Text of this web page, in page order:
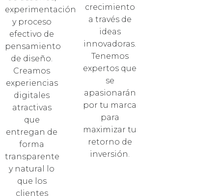
experimentación
y proceso
efectivo de
pensamiento
de diseño.
Creamos
experiencias
digitales
atractivas
que
entregan de
forma
transparente
y natural lo
que los
clientes
crecimiento
a través de
ideas
innovadoras.
Tenemos
expertos que
se
apasionarán
por tu marca
para
maximizar tu
retorno de
inversión.